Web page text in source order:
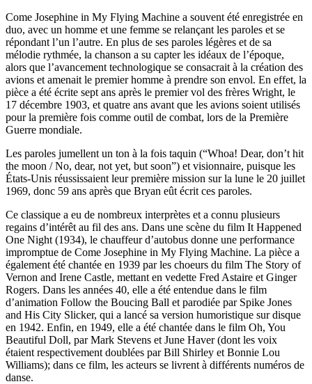
Come Josephine in My Flying Machine a souvent été enregistrée en
duo, avec un homme et une femme se relançant les paroles et se
répondant l’un l’autre. En plus de ses paroles légères et de sa
mélodie rythmée, la chanson a su capter les idéaux de l’époque,
alors que l’avancement technologique se consacrait à la création des
avions et amenait le premier homme à prendre son envol. En effet, la
pièce a été écrite sept ans après le premier vol des frères Wright, le
17 décembre 1903, et quatre ans avant que les avions soient utilisés
pour la première fois comme outil de combat, lors de la Première
Guerre mondiale.
Les paroles jumellent un ton à la fois taquin (“Whoa! Dear, don’t hit
the moon / No, dear, not yet, but soon”) et visionnaire, puisque les
États-Unis réussissaient leur première mission sur la lune le 20 juillet
1969, donc 59 ans après que Bryan eût écrit ces paroles.
Ce classique a eu de nombreux interprètes et a connu plusieurs
regains d’intérêt au fil des ans. Dans une scène du film It Happened
One Night (1934), le chauffeur d’autobus donne une performance
impromptue de Come Josephine in My Flying Machine. La pièce a
également été chantée en 1939 par les choeurs du film The Story of
Vernon and Irene Castle, mettant en vedette Fred Astaire et Ginger
Rogers. Dans les années 40, elle a été entendue dans le film
d’animation Follow the Boucing Ball et parodiée par Spike Jones
and His City Slicker, qui a lancé sa version humoristique sur disque
en 1942. Enfin, en 1949, elle a été chantée dans le film Oh, You
Beautiful Doll, par Mark Stevens et June Haver (dont les voix
étaient respectivement doublées par Bill Shirley et Bonnie Lou
Williams); dans ce film, les acteurs se livrent à différents numéros de
danse.